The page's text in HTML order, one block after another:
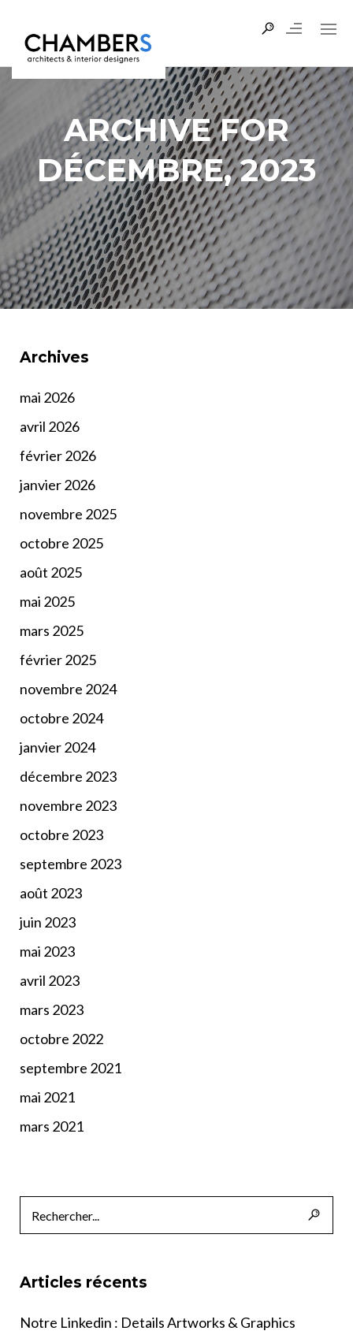
ARCHIVE FOR
DÉCEMBRE, 2023
Archives
mai 2026
avril 2026
février 2026
janvier 2026
novembre 2025
octobre 2025
août 2025
mai 2025
mars 2025
février 2025
novembre 2024
octobre 2024
janvier 2024
décembre 2023
novembre 2023
octobre 2023
septembre 2023
août 2023
juin 2023
mai 2023
avril 2023
mars 2023
octobre 2022
septembre 2021
mai 2021
mars 2021
Articles récents
Notre Linkedin : Details Artworks & Graphics